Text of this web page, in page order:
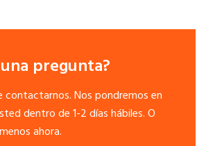
pregunta?
contactarnos. Nos pondremos en
dentro de 1-2 días hábiles. O
ahora.